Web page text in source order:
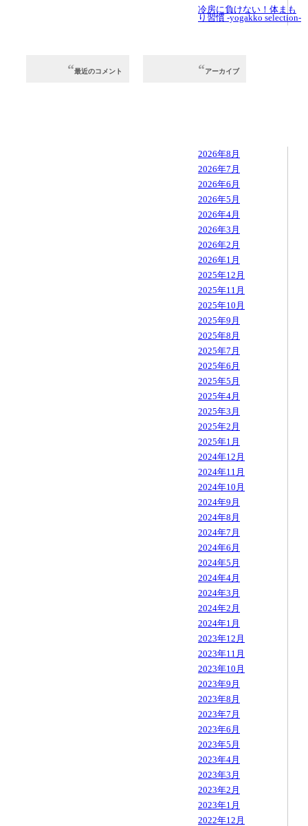
冷房に負けない！体まも
り習慣 -yogakko selection-
最近のコメント アーカイブ
2026年8月
2026年7月
2026年6月
2026年5月
2026年4月
2026年3月
2026年2月
2026年1月
2025年12月
2025年11月
2025年10月
2025年9月
2025年8月
2025年7月
2025年6月
2025年5月
2025年4月
2025年3月
2025年2月
2025年1月
2024年12月
2024年11月
2024年10月
2024年9月
2024年8月
2024年7月
2024年6月
2024年5月
2024年4月
2024年3月
2024年2月
2024年1月
2023年12月
2023年11月
2023年10月
2023年9月
2023年8月
2023年7月
2023年6月
2023年5月
2023年4月
2023年3月
2023年2月
2023年1月
2022年12月